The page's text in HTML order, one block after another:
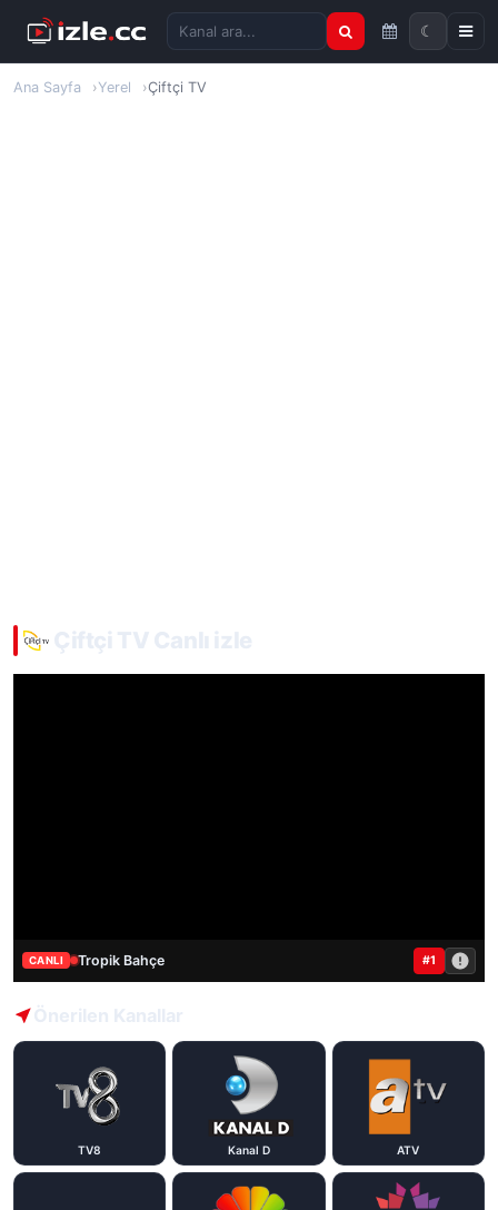
Kanal ara
☾
Ana Sayfa Yerel Çiftçi TV
CANLI Tropik Bahçe #1
TV8 Kanal D ATV